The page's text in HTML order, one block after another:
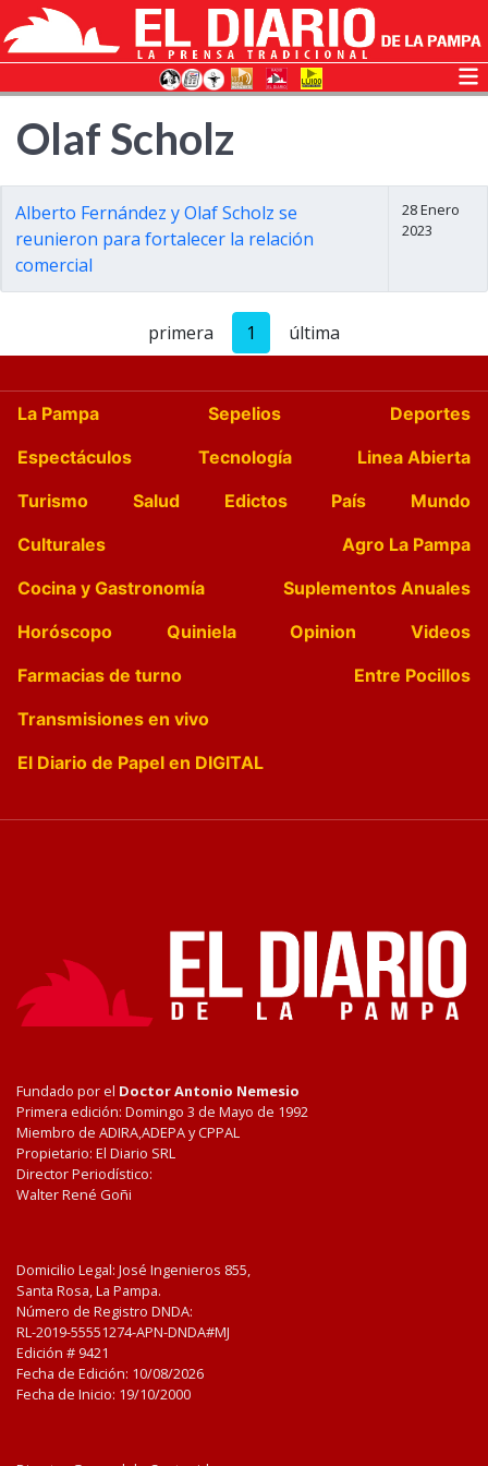
Olaf Scholz
Alberto Fernández y Olaf Scholz se
reunieron para fortalecer la relación
comercial
28 Enero
2023
primera 1 última
La Pampa Sepelios
Deportes
Espectáculos
Tecnología
Linea Abierta
Turismo
Salud Edictos País
Mundo
Culturales
Agro La Pampa
Cocina y Gastronomía
Suplementos Anuales
Horóscopo
Quiniela Opinion
Videos
Farmacias de turno
Entre Pocillos
Transmisiones en vivo
El Diario de Papel en DIGITAL
Fundado por el Doctor Antonio Nemesio
Primera edición: Domingo 3 de Mayo de 1992
Miembro de ADIRA,ADEPA y CPPAL
Propietario: El Diario SRL
Director Periodístico:
Walter René Goñi
Domicilio Legal: José Ingenieros 855,
Santa Rosa, La Pampa.
Número de Registro DNDA:
RL-2019-55551274-APN-DNDA#MJ
Edición # 9421
Fecha de Edición: 10/08/2026
Fecha de Inicio: 19/10/2000